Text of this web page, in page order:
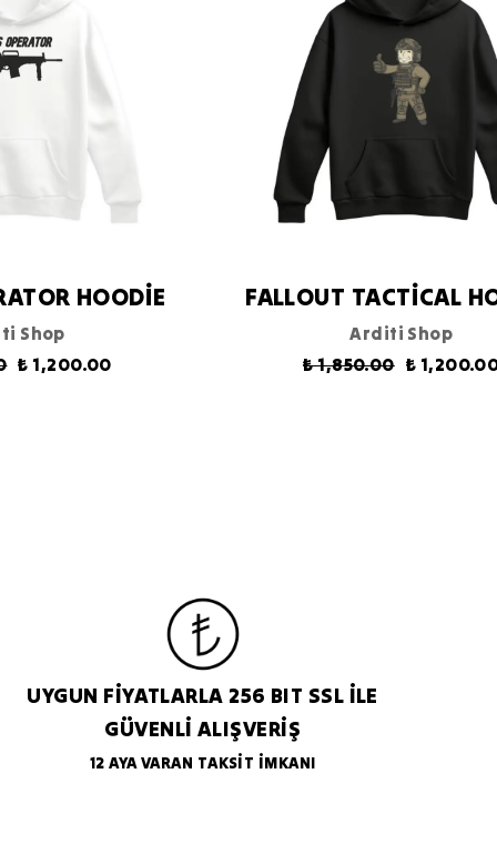
HOODİE
Shop
₺ 1,200.00
FALLOUT TACTİCAL
Arditi Shop
₺ 1,850.00 ₺
UYGUN FİYATLARLA 256 BIT SSL İLE
GÜVENLİ ALIŞVERİŞ
12 AYA VARAN TAKSİT İMKANI